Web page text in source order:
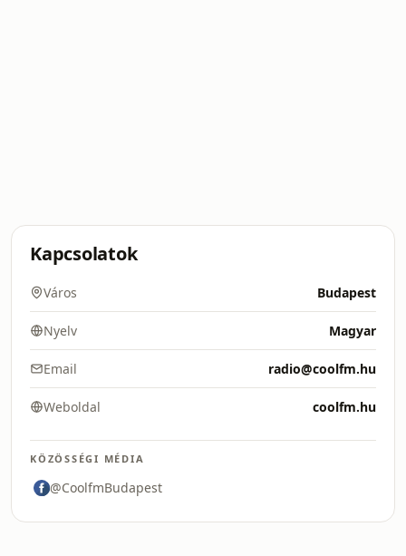
Kapcsolatok
Város Budapest
Nyelv Magyar
Email radio@coolfm.hu
Weboldal coolfm.hu
KÖZÖSSÉGI MÉDIA
@CoolfmBudapest